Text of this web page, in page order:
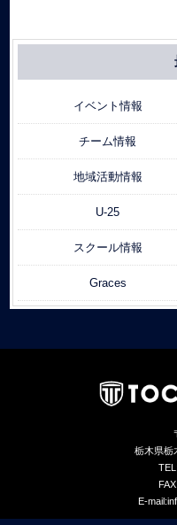
イベント情報
チーム情報
地域活動情報
U-25
スクール情報
Graces
栃木県栃
E-